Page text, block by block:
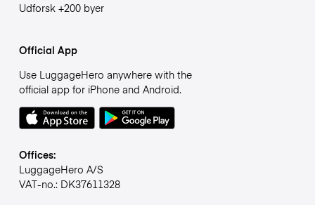
Udforsk +200 byer
Official App
Use LuggageHero anywhere with the
official app for iPhone and Android.
Offices:
LuggageHero A/S
VAT-no.: DK37611328